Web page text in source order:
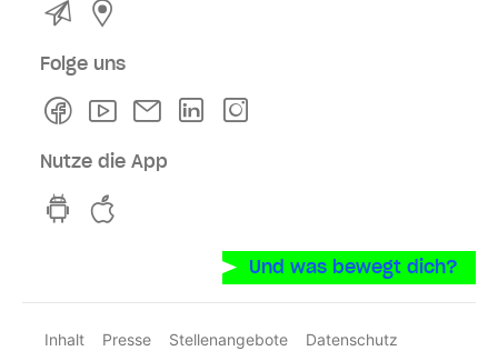
Kontakt
Folge uns
FacebookYoutubeNewsletterLinkedln
Nutze die App
hvv switch App auf GooglePlay
Und was bewegt dich?
Inhalt Presse Stellenangebote
Datenschutz